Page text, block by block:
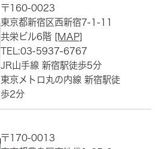
〒160-0023
東京都新宿区西新宿7-1-11
共栄ビル6階 [MAP]
TEL:03-5937-6767
JR山手線 新宿駅徒歩5分
東京メトロ丸の内線 新宿駅徒
歩2分
〒170-0013